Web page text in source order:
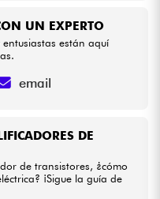
DE
de transistores, ¿cómo
¡Sigue la guía de
UN EXPERTO
entusiastas están aquí
email